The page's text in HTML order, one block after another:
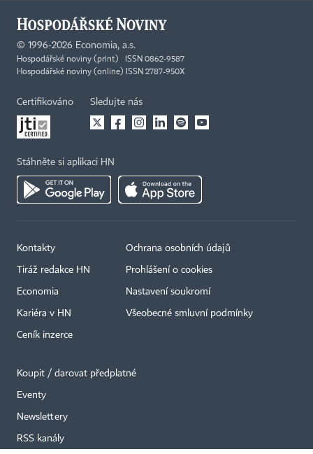
© 1996-2026 Economia, a.s.
Hospodářské noviny (print) ISSN 0862-9587
Hospodářské noviny (online) ISSN 2787-950X
Certifikováno Sledujte nás
Stáhněte si aplikaci HN
Kontakty
Tiráž redakce HN
Economia
Kariéra v HN
Ceník inzerce
Ochrana osobních údajů
Prohlášení o cookies
Nastavení soukromí
Všeobecné smluvní podmínky
Koupit / darovat předplatné
Eventy
Newslettery
RSS kanály